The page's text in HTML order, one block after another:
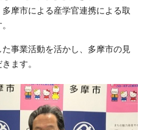
摩市による産学官連携による取
事業活動を活かし、多摩市の見
ます。